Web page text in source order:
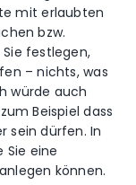
mit erlaubten
bzw.
festlegen,
– nichts, was
würde auch
Beispiel dass
sein dürfen. In
Sie eine
können.